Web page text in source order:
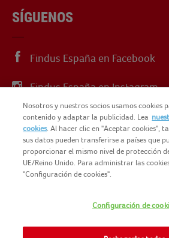
SÍGUENOS
Findus España en Facebook
Findus España en Instagram
Findus España en X
POLÍTICA DE
MAPA DEL
Nosotros y nuestros socios usamos cookies
contenido y adaptar la publicidad. Lea
cookies. Al hacer clic en "Aceptar cookies",
sus datos pueden transferirse a países que
proporcionar el mismo nivel de protección
UE/Reino Unido. Para administrar las
"Configuración de cookies".
Configuración de